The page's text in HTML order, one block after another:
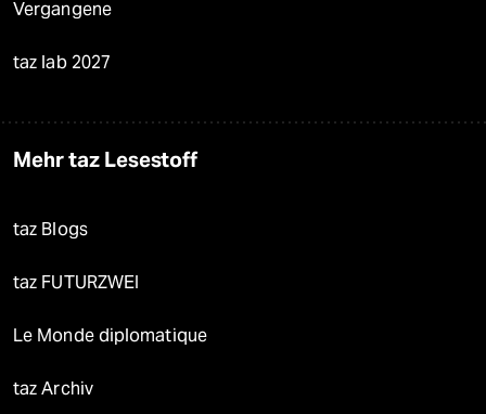
Vergangene
taz lab 2027
Mehr taz Lesestoff
taz Blogs
taz FUTURZWEI
Le Monde diplomatique
taz Archiv